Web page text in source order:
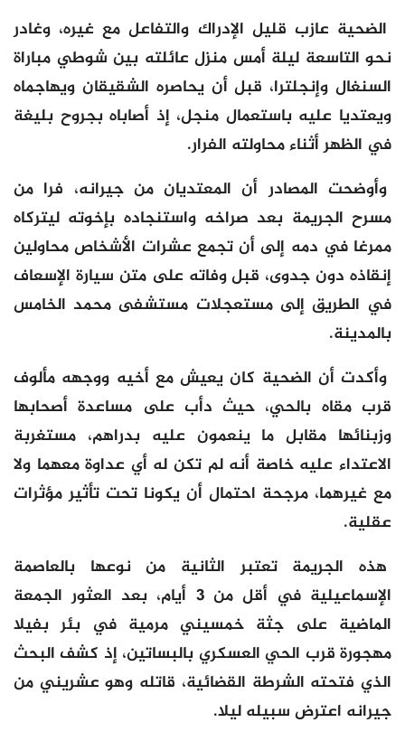
الضحية عازب قليل الإدراك والتفاعل مع غيره، وغادر
نحو التاسعة ليلة أمس منزل عائلته بين شوطي مباراة
السنغال وإنجلترا، قبل أن يحاصره الشقيقان ويهاجماه
ويعتديا عليه باستعمال منجل، إذ أصاباه بجروح بليغة
في الظهر أثناء محاولته الفرار.
وأوضحت المصادر أن المعتديان من جيرانه، فرا من
مسرح الجريمة بعد صراخه واستنجاده بإخوته ليتركاه
ممرغا في دمه إلى أن تجمع عشرات الأشخاص محاولين
إنقاذه دون جدوى، قبل وفاته على متن سيارة الإسعاف
في الطريق إلى مستعجلات مستشفى محمد الخامس
بالمدينة.
وأكدت أن الضحية كان يعيش مع أخيه ووجهه مألوف
قرب مقاه بالحي، حيث دأب على مساعدة أصحابها
وزبنائها مقابل ما ينعمون عليه بدراهم، مستغربة
الاعتداء عليه خاصة أنه لم تكن له أي عداوة معهما ولا
مع غيرهما، مرجحة احتمال أن يكونا تحت تأثير مؤثرات
عقلية.
هذه الجريمة تعتبر الثانية من نوعها بالعاصمة
الإسماعيلية في أقل من 3 أيام، بعد العثور الجمعة
الماضية على جثة خمسيني مرمية في بئر بفيلا
مهجورة قرب الحي العسكري بالبساتين، إذ كشف البحث
الذي فتحته الشرطة القضائية، قاتله وهو عشريني من
جيرانه اعترض سبيله ليلا.